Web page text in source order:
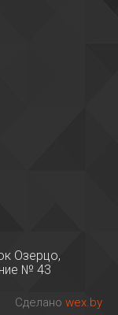
Озерцо,
№ 43
Сделано wex.by